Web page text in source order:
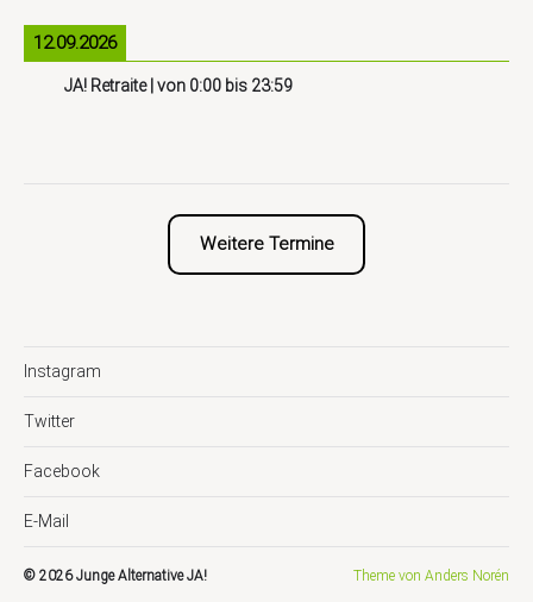
12.09.2026
JA! Retraite| von 0:00 bis 23:59
Weitere Termine
Instagram
Twitter
Facebook
E-Mail
© 2026Junge Alternative JA! Theme von Anders Norén